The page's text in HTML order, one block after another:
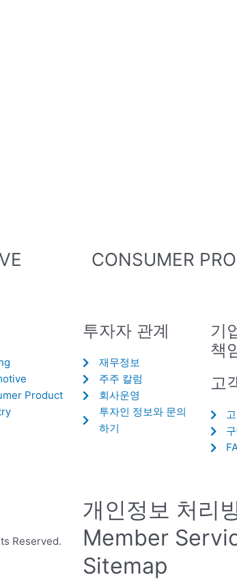
CONSUMER
Product
투자자 관계
재무정보
주주 칼럼
회사운영
투자인 정보와 문의
하기
기
책
고
Reserved.
개인정보 처리
Member
Sitemap